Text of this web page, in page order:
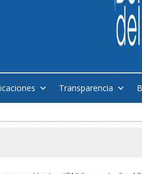
Transparencia